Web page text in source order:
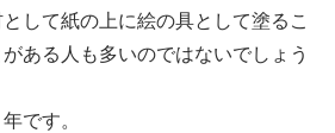
して紙の上に絵の具として塗るこ
ある人も多いのではないでしょう
です。